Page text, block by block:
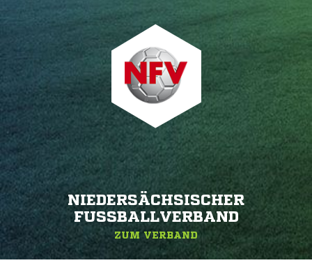
NIEDERSÄCHSISCHER
FUSSBALLVERBAND
ZUM VERBAND